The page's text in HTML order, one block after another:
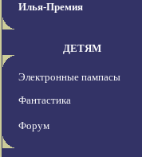
Илья-Премия
ДЕТЯМ
Электронные пампасы
Фантастика
Форум